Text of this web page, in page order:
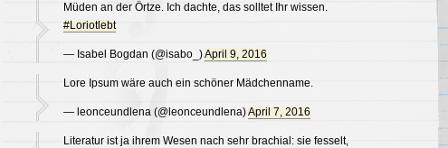
Müden an der Örtze. Ich dachte, das solltet Ihr wissen.
#Loriotlebt
— Isabel Bogdan (@isabo_)April 9, 2016
Lore Ipsum wäre auch ein schöner Mädchenname.
— leonceundlena (@leonceundlena)April 7, 2016
Literatur ist ja ihrem Wesen nach sehr brachial: sie fesselt,